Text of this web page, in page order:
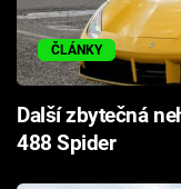
Sledujte nás
ČLÁNKY
Další zbytečná
488 Spider